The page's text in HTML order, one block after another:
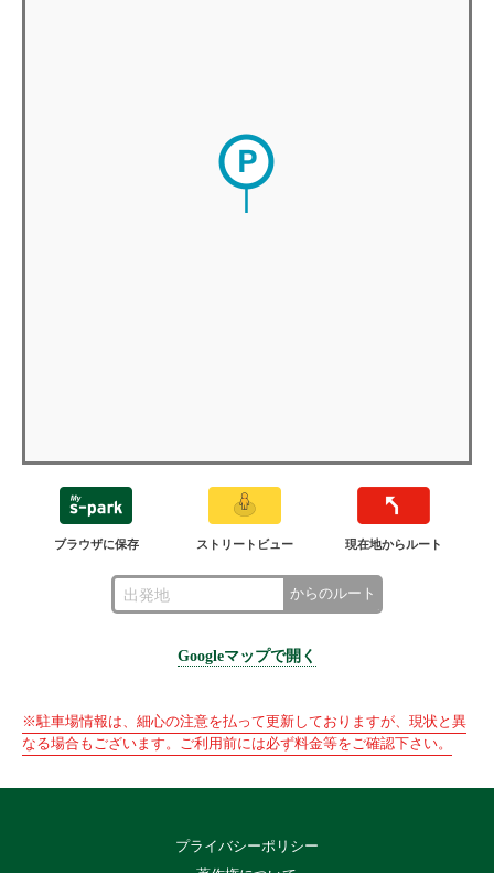
ブラウザに保存 ストリートビュー 現在地からルート
からのルート
Googleマップで開く
※駐車場情報は、細心の注意を払って更新しておりますが、現状と異
なる場合もございます。ご利用前には必ず料金等をご確認下さい。
プライバシーポリシー